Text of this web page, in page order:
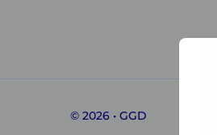
GHORGHOR
© 2026 • GGD